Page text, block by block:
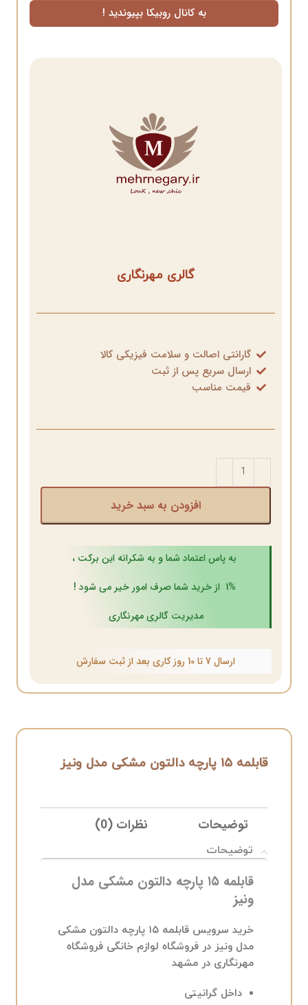
به کانال روبیکا بپیوندید !
گالری مهرنگاری
گارانتی اصالت و سلامت فیزیکی کالا
ارسال سریع پس از ثبت
قیمت مناسب
افزودن به سبد خرید
به پاس اعتماد شما و به شکرانه این برکت ،
1% از خرید شما صرف امور خیر می شود !
مدیریت گالری مهرنگاری
ارسال 7 تا 10 روز کاری بعد از ثبت سفارش
قابلمه ۱۵ پارچه دالتون مشکی مدل ونیز
توضیحات نظرات (0)
توضیحات
قابلمه ۱۵ پارچه دالتون مشکی مدل
ونیز
خرید سرویس قابلمه ۱۵ پارچه دالتون مشکی
مدل ونیز در فروشگاه لوازم خانگی فروشگاه
مهرنگاری در مشهد
داخل گرانیتی